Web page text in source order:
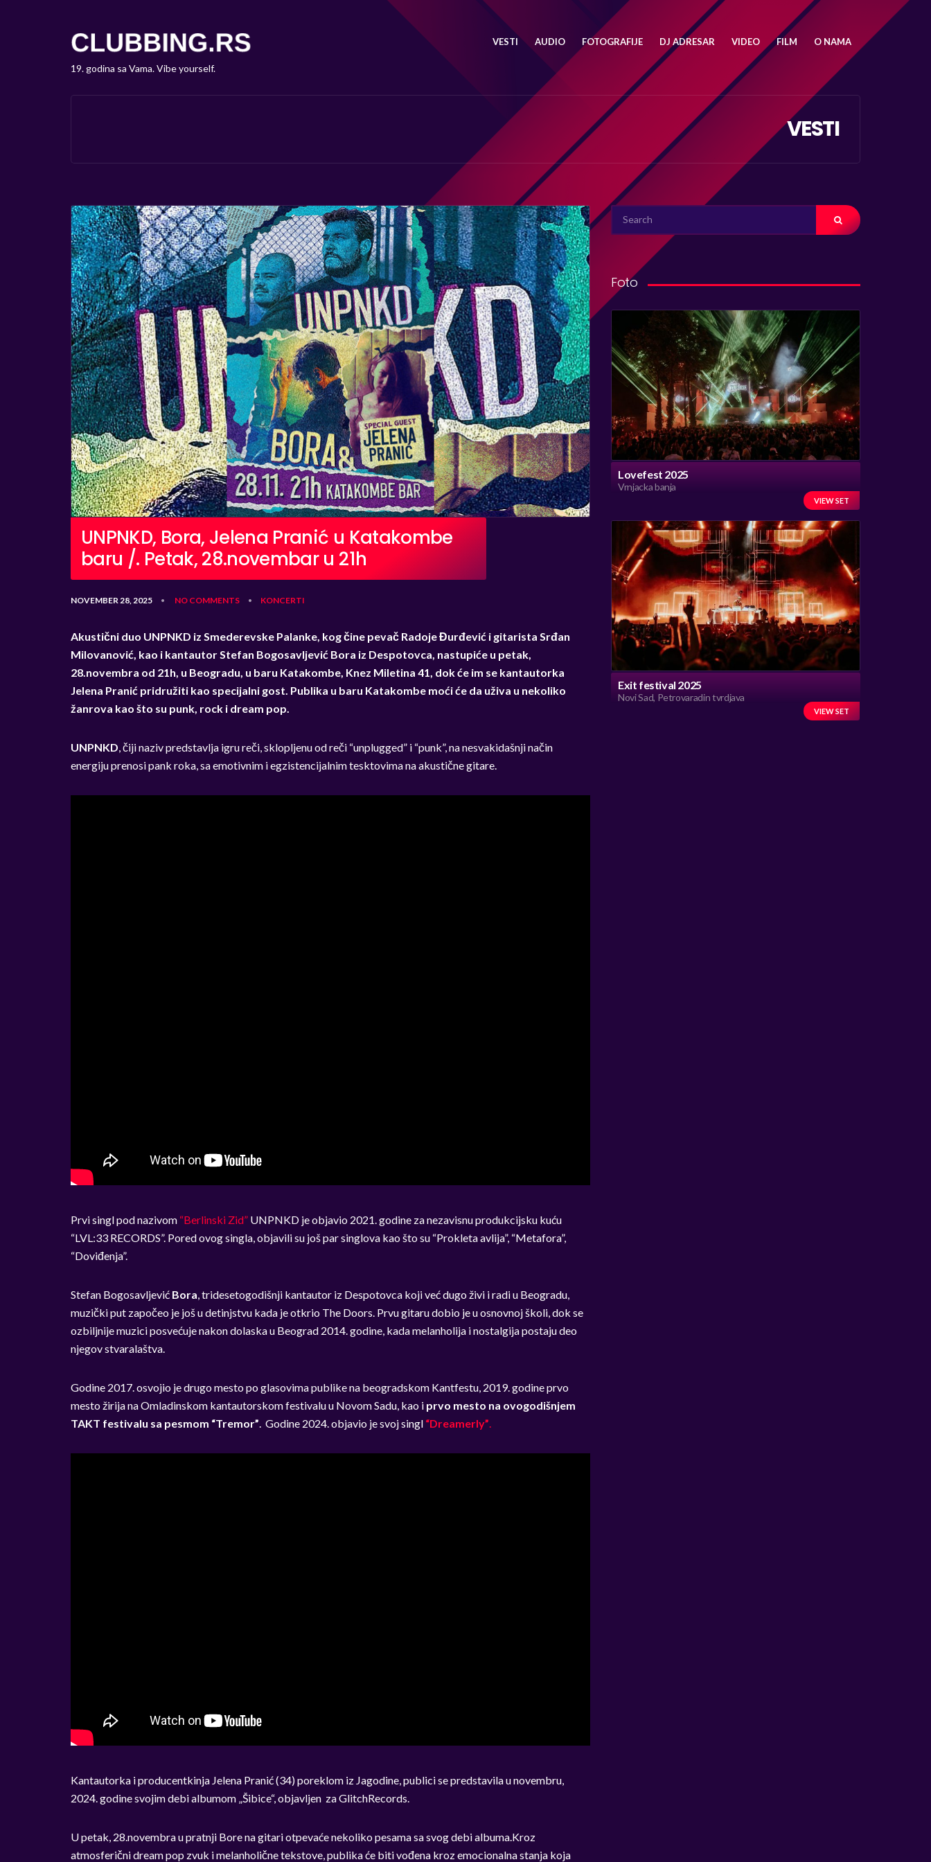
19. godina sa Vama. Vibe yourself.
VESTI AUDIO FOTOGRAFIJE DJ ADRESAR VIDEO FILM O NAMA
VESTI
UNPNKD, Bora, Jelena Pranić u Katakombe
baru /. Petak, 28.novembar u 21h
NOVEMBER 28, 2025 • NO COMMENTS • KONCERTI
Akustični duo UNPNKD iz Smederevske Palanke, kog čine pevač Radoje Đurđević i gitarista Srđan
Milovanović, kao i kantautor Stefan Bogosavljević Bora iz Despotovca, nastupiće u petak,
28.novembra od 21h, u Beogradu, u baru Katakombe, Knez Miletina 41, dok će im se kantautorka
Jelena Pranić pridružiti kao specijalni gost. Publika u baru Katakombe moći će da uživa u nekoliko
žanrova kao što su punk, rock i dream pop.
UNPNKD , čiji naziv predstavlja igru reči, sklopljenu od reči “unplugged” i “punk”, na nesvakidašnji način
energiju prenosi pank roka, sa emotivnim i egzistencijalnim tesktovima na akustične gitare.
Prvi singl pod nazivom “Berlinski Zid” UNPNKD je objavio 2021. godine za nezavisnu produkcijsku kuću
“LVL:33 RECORDS”. Pored ovog singla, objavili su još par singlova kao što su “Prokleta avlija”, “Metafora”,
“Doviđenja”.
Stefan Bogosavljević Bora , tridesetogodišnji kantautor iz Despotovca koji već dugo živi i radi u Beogradu,
muzički put započeo je još u detinjstvu kada je otkrio The Doors. Prvu gitaru dobio je u osnovnoj školi, dok se
ozbiljnije muzici posvećuje nakon dolaska u Beograd 2014. godine, kada melanholija i nostalgija postaju deo
njegov stvaralaštva.
Godine 2017. osvojio je drugo mesto po glasovima publike na beogradskom Kantfestu, 2019. godine prvo
mesto žirija na Omladinskom kantautorskom festivalu u Novom Sadu, kao i prvo mesto na ovogodišnjem
TAKT festivalu sa pesmom “Tremor” . Godine 2024. objavio je svoj singl “Dreamerly”
Kantautorka i producentkinja Jelena Pranić (34) poreklom iz Jagodine, publici se predstavila u novembru,
2024. godine svojim debi albumom „Šibice“, objavljen za GlitchRecords.
U petak, 28.novembra u pratnji Bore na gitari otpevaće nekoliko pesama sa svog debi albuma. Kroz
atmosferični dream pop zvuk i melanholične tekstove, publika će biti vođena kroz emocionalna stanja koja
SEARCH
FOR:
Foto
Lovefest 2025
Vrnjacka banja
VIEW SET
Exit festival 2025
Novi Sad, Petrovaradin tvrdjava
VIEW SET